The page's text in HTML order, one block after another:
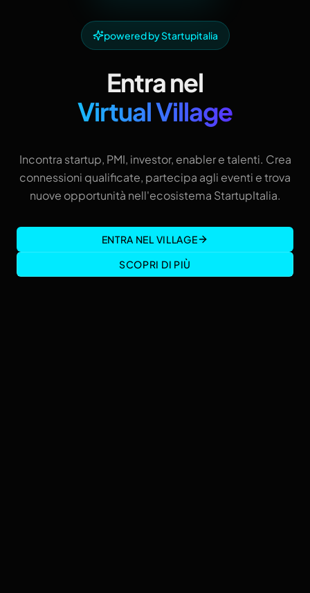
powered by Startupitalia
Entra nel
Virtual Village
Incontra startup, PMI, investor, enabler e talenti. Crea
connessioni qualificate, partecipa agli eventi e trova
nuove opportunità nell'ecosistema StartupItalia.
ENTRA NEL VILLAGE
SCOPRI DI PIÙ